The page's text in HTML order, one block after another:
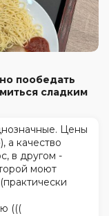
пообедать
сладким
Цены
а качество
в другом -
моют
(((